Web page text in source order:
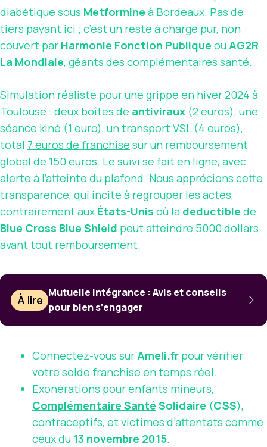
diabétique sous Metformine à Bordeaux. Pas de
tiers payant ici ; c’est un reste à charge pur, non
couvert par Harmonie Fonction Publique ouAG2R
La Mondiale, géants des complémentaires santé.
Simulation réaliste pour une grippe en hiver 2024 à
Toulouse : deux boîtes de antiviraux (2 euros), une
séance kiné (1 euro), un transport VSL (4 euros),
total 7 euros de franchise sur un remboursement
global de 150 euros. Le suivi se fait en ligne, avec
alerte à l’atteinte du plafond. Nous apprécions cette
transparence, qui incite à regrouper les actes,
contrairement aux États-Unis où la deductible de
Blue Cross Blue Shield peut atteindre 5000 dollars
avant tout remboursement.
À lire
Mutuelle Intégrance : Avis et conseils
pour bien s’engager
Connectez-vous surAmeli.fr pour vérifier
votre solde franchise en temps réel.
Exonérations pour enfants mineurs,
Complémentaire Santé Solidaire (CSS),
contraceptifs, et victimes d’attentats comme
ceux du 13 novembre 2015.